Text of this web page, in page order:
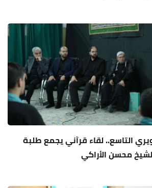
التاسع.. لقاء قرآني يجمع طلبة
محسن الأراكي